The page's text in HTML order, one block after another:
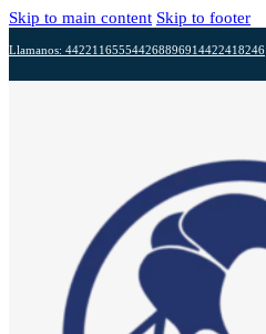
Skip to main content Skip to footer
Llamanos: 442211655544268896914422418246